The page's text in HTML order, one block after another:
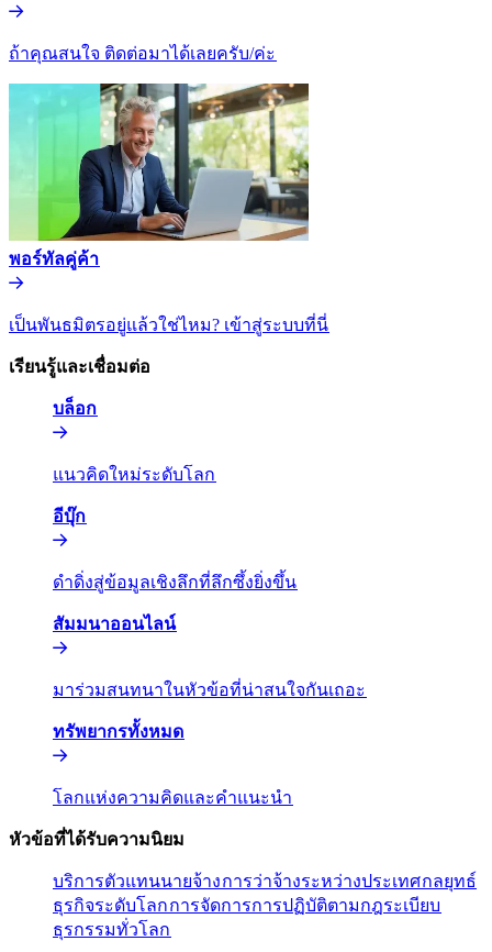
ถ้าคุณสนใจ ติดต่อมาได้เลยครับ/ค่ะ​​
พอร์ทัลคู่ค้า​​
เป็นพันธมิตรอยู่แล้วใช่ไหม? เข้าสู่ระบบที่นี่​​
เรียนรู้และเชื่อมต่อ​​
บล็อก​​
แนวคิดใหม่ระดับโลก​​
อีบุ๊ก​​
ดำดิ่งสู่ข้อมูลเชิงลึกที่ลึกซึ้งยิ่งขึ้น​​
สัมมนาออนไลน์​​
มาร่วมสนทนาในหัวข้อที่น่าสนใจกันเถอะ​​
ทรัพยากรทั้งหมด​​
โลกแห่งความคิดและคำแนะนำ​​
หัวข้อที่ได้รับความนิยม​​
บริการตัวแทนนายจ้าง​​การว่าจ้างระหว่างประเทศ​​กลยุทธ์
ธุรกิจระดับโลก​​การจัดการการปฏิบัติตามกฎระเบียบ​​
ธุรกรรมทั่วโลก​​